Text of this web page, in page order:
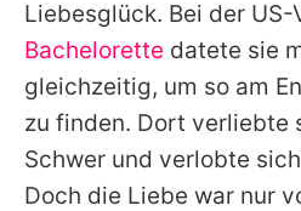
Utiq
Liebesglück. Bei der US-
Bachelorette datete sie
gleichzeitig, um so am
zu finden. Dort verliebte
Schwer und verlobte
Doch die Liebe war nur